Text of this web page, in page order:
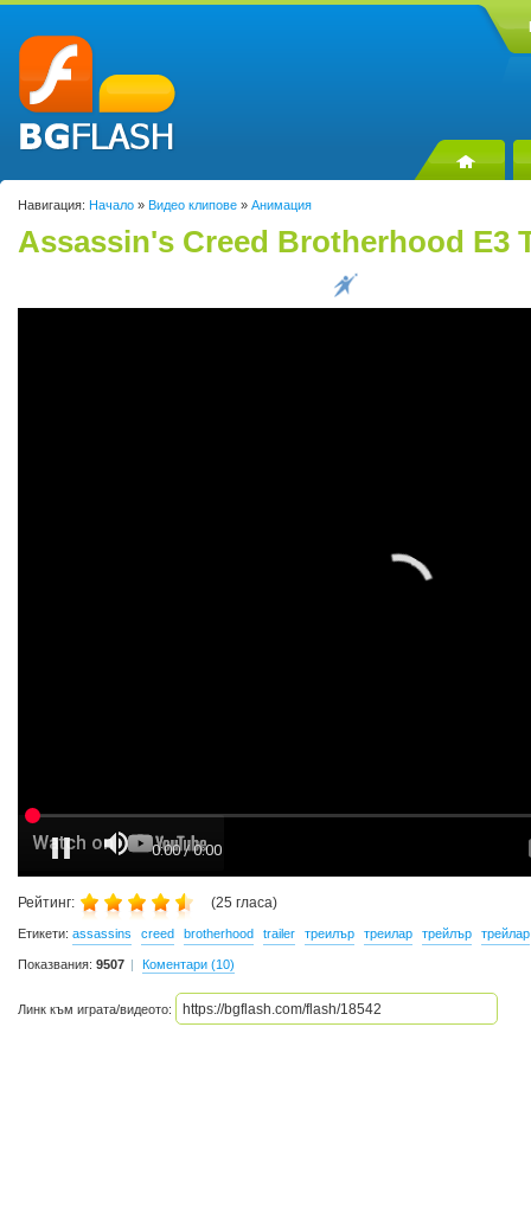
Навигация: Начало » Видео клипове » Анимация
Assassin's Creed Brotherhood E3
Рейтинг: (25 гласа)
Етикети: assassins creed brotherhood trailer треилър треилар трейлър трейлар
Показвания: 9507 Коментари (10)
Линк към играта/видеото: